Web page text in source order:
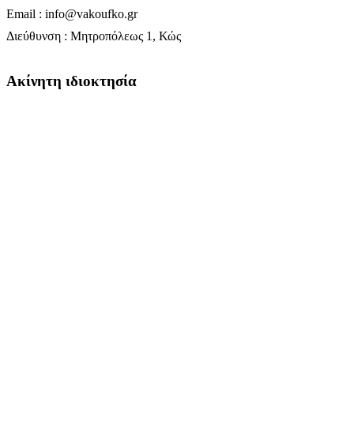
Email : info@vakoufko.gr
Διεύθυνση : Μητροπόλεως 1, Κώς
Ακίνητη ιδιοκτησία